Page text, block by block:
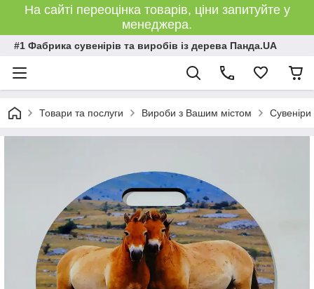
На сайті переоцінка товарів, ціни запитуйте у
менеджера.
#1 Фабрика сувенірів та виробів із дерева Панда.UA
Товари та послуги Вироби з Вашим містом